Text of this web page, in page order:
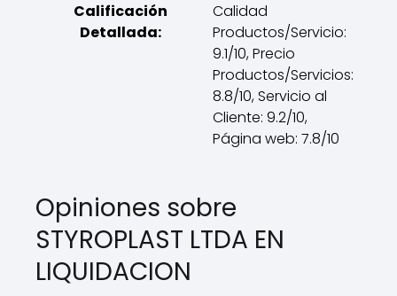
Calificación
Detallada:
Calidad
Productos/Servicio:
9.1/10, Precio
Productos/Servicios:
8.8/10, Servicio al
Cliente: 9.2/10,
Página web: 7.8/10
Opiniones sobre
STYROPLAST LTDA EN
LIQUIDACION